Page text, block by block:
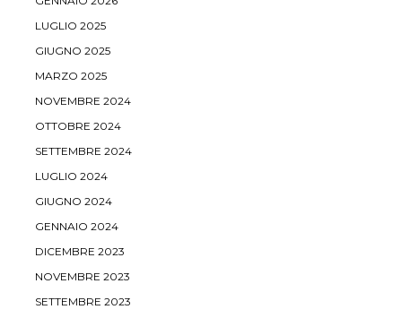
LUGLIO 2025
GIUGNO 2025
MARZO 2025
NOVEMBRE 2024
OTTOBRE 2024
SETTEMBRE 2024
LUGLIO 2024
GIUGNO 2024
GENNAIO 2024
DICEMBRE 2023
NOVEMBRE 2023
SETTEMBRE 2023